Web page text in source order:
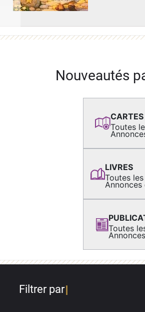
Nouveautés
CARTES
Toutes
LIVRES
Toutes
Toutes
Filtrer par